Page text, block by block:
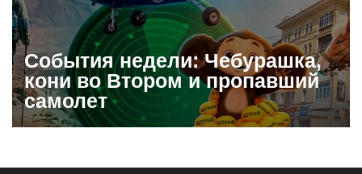
События недели: Чебурашка,
кони во Втором и пропавший
самолет